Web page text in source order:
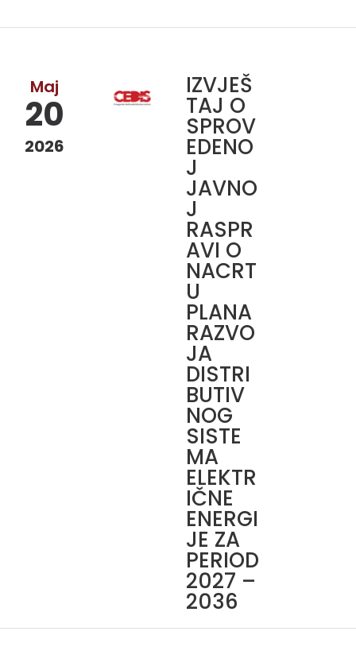
Maj
20
2026
IZVJEŠ
TAJ O
SPROV
EDENO
J
JAVNO
J
RASPR
AVI O
NACRT
U
PLANA
RAZVO
JA
DISTRI
BUTIV
NOG
SISTE
MA
ELEKTR
IČNE
ENERGI
JE ZA
PERIOD
2027 –
2036